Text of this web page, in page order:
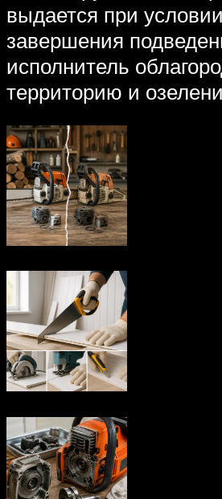
выдается при
завершения
исполнитель
территорию и